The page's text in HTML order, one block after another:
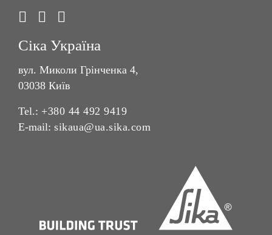
Сіка Україна
вул. Миколи Грінченка 4,
03038 Київ
Tel.: +380 44 492 9419
E-mail: sikaua@ua.sika.com